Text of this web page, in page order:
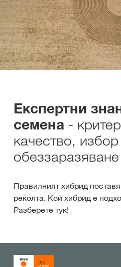
Експертни
семена -
качество,
обеззаразяване
Правилният хибрид
реколта. Кой хибрид е
Разберете тук!